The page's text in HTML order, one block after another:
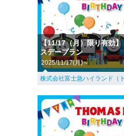
【11/17（月）限り有効
スデープラン
2025/11/17(月)～
株式会社富士急ハイランド（